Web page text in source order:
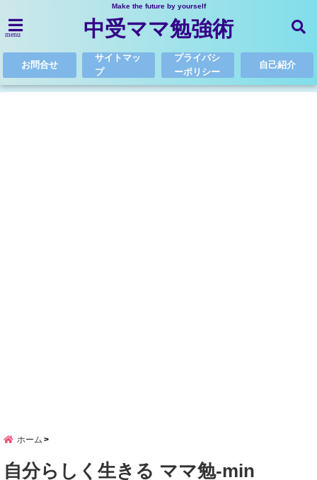
Make the future by yourself
menu 中受ママ勉強術
お問合せ
サイトマッ
プ
プライバシ
ーポリシー
自己紹介
ホーム
自分らしく生きる ママ勉-min